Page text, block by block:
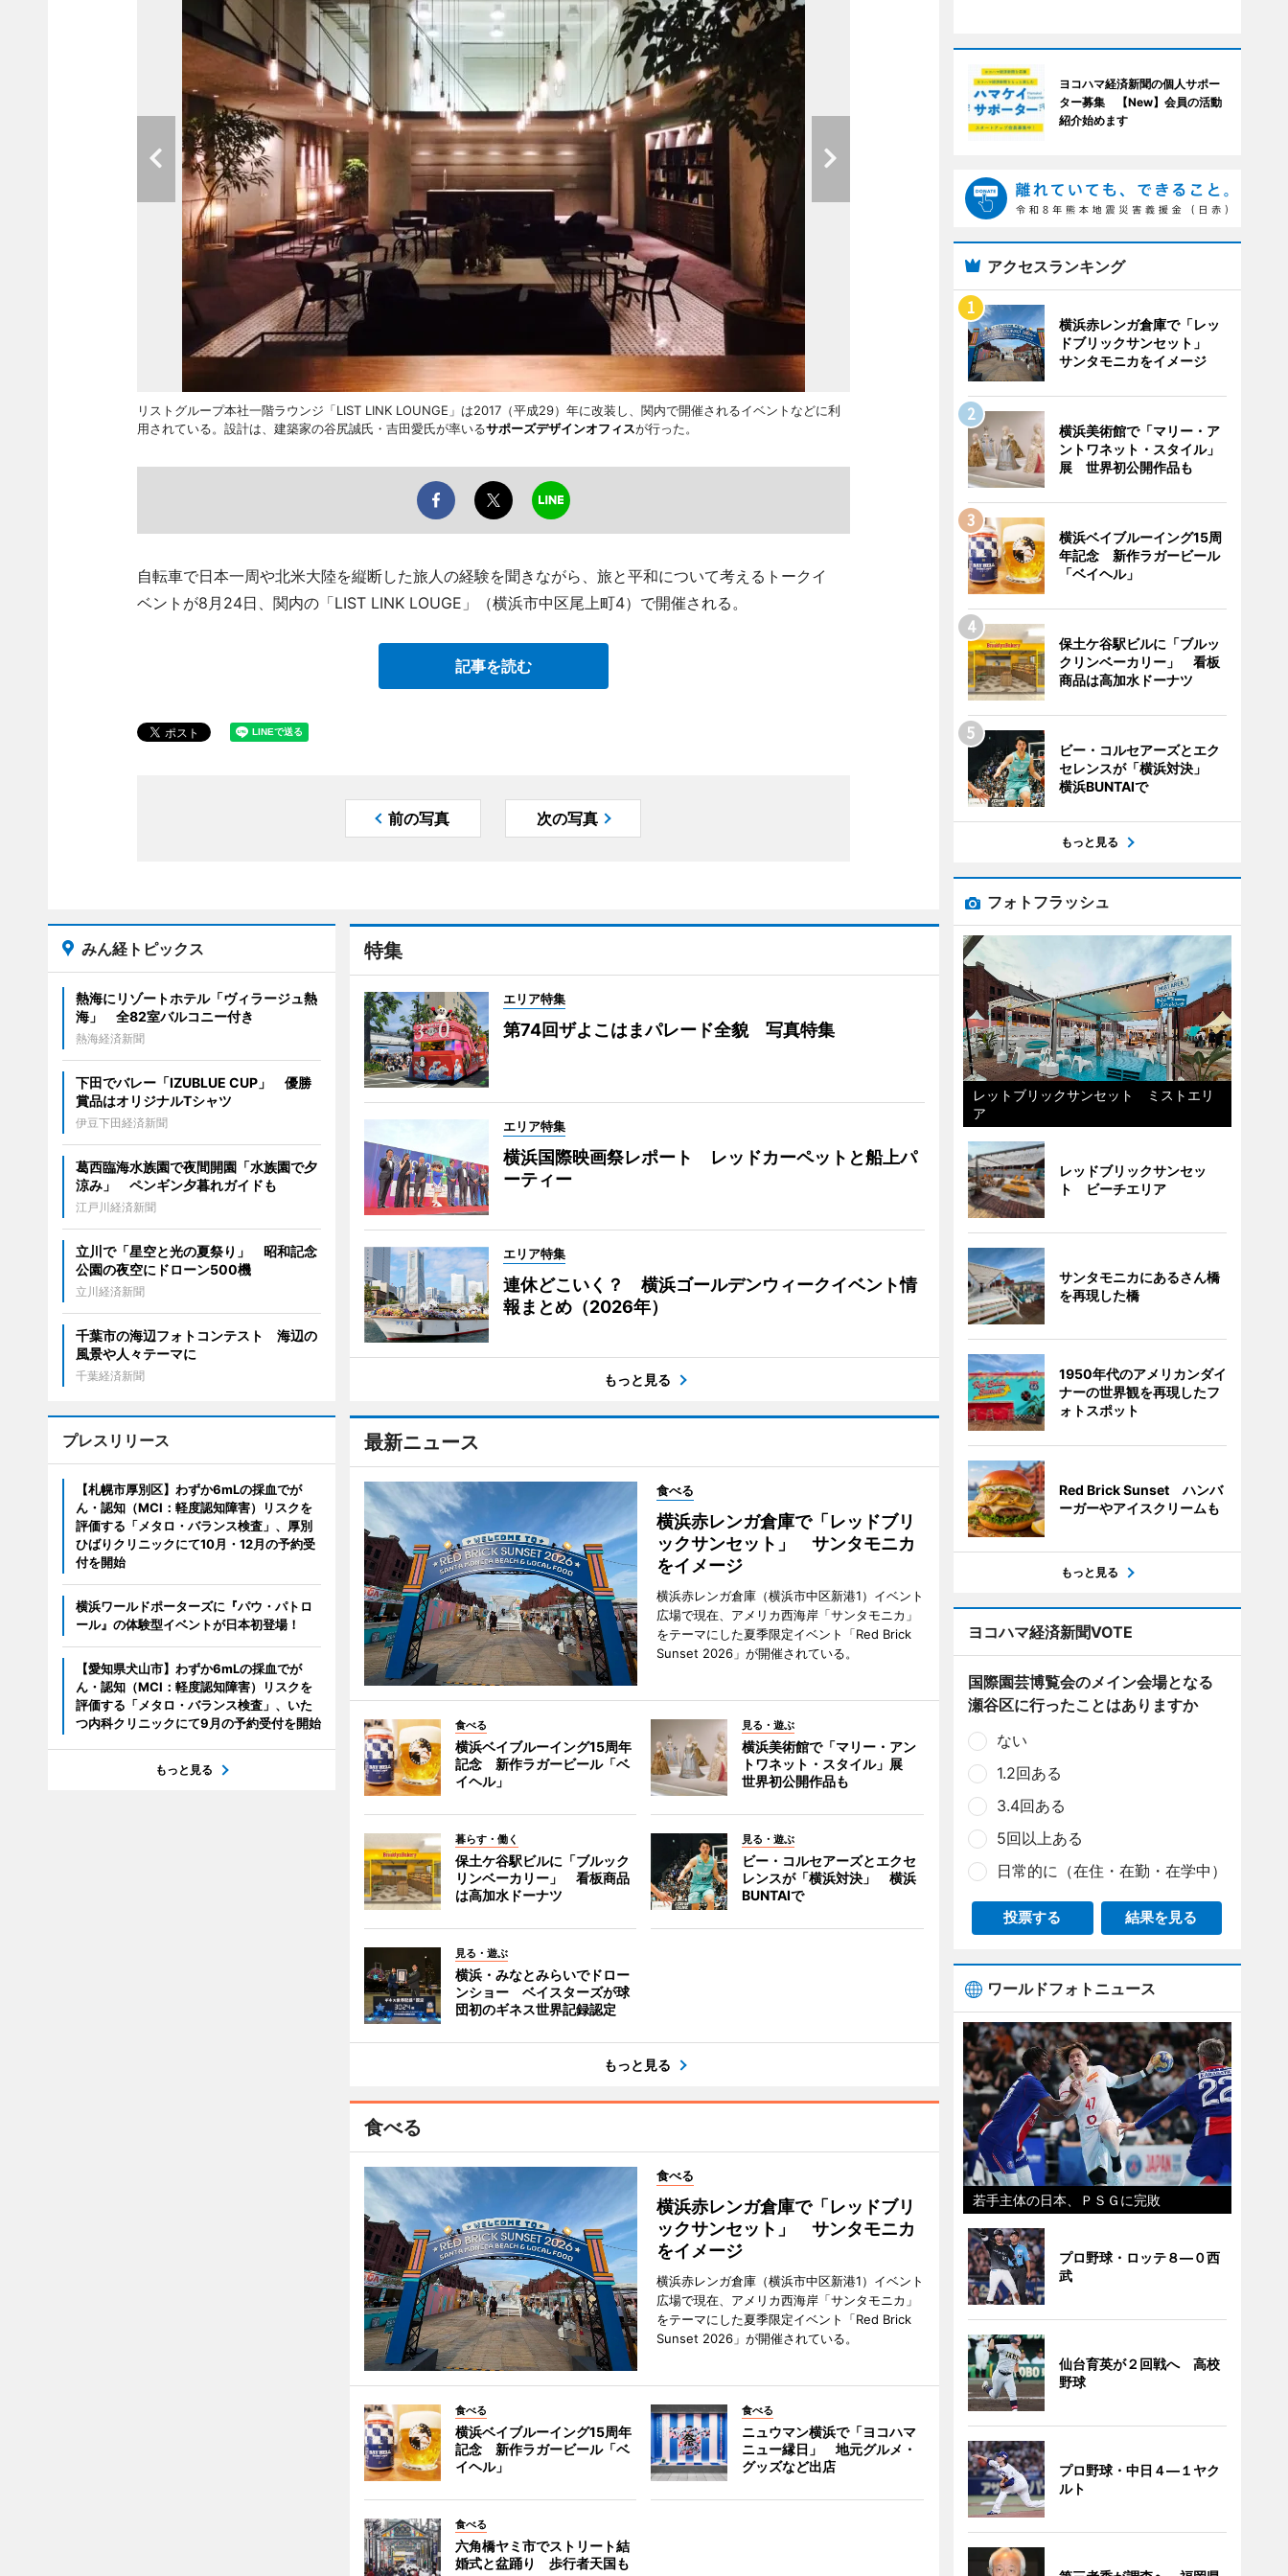
リストグループ本社一階ラウンジ「LIST LINK LOUNGE」は2017（平成29）年に改装し、関内で開催されるイベントなどに利
用されている。設計は、建築家の谷尻誠氏・吉田愛氏が率いるサポーズデザインオフィスが行った。
自転車で日本一周や北米大陸を縦断した旅人の経験を聞きながら、旅と平和について考えるトークイ
ベントが8月24日、関内の「LIST LINK LOUGE」（横浜市中区尾上町4）で開催される。
記事を読む
前の写真 次の写真
特集
エリア特集
第74回ザよこはまパレード全貌 写真特集
エリア特集
横浜国際映画祭レポート レッドカーペットと船上パ
ーティー
エリア特集
連休どこいく？ 横浜ゴールデンウィークイベント情
報まとめ（2026年）
もっと見る
最新ニュース
食べる
横浜赤レンガ倉庫で「レッドブリ
ックサンセット」 サンタモニカ
をイメージ
横浜赤レンガ倉庫（横浜市中区新港1）イベント
広場で現在、アメリカ西海岸「サンタモニカ」
をテーマにした夏季限定イベント「Red Brick
Sunset 2026」が開催されている。
食べる
横浜ベイブルーイング15周年
記念 新作ラガービール「ベ
イヘル」
見る・遊ぶ
横浜美術館で「マリー・アン
トワネット・スタイル」展
世界初公開作品も
暮らす・働く
保土ケ谷駅ビルに「ブルック
リンベーカリー」 看板商品
は高加水ドーナツ
見る・遊ぶ
ビー・コルセアーズとエクセ
レンスが「横浜対決」 横浜
BUNTAIで
見る・遊ぶ
横浜・みなとみらいでドロー
ンショー ベイスターズが球
団初のギネス世界記録認定
もっと見る
食べる
食べる
横浜赤レンガ倉庫で「レッドブリ
ックサンセット」 サンタモニカ
をイメージ
横浜赤レンガ倉庫（横浜市中区新港1）イベント
広場で現在、アメリカ西海岸「サンタモニカ」
をテーマにした夏季限定イベント「Red Brick
Sunset 2026」が開催されている。
食べる
横浜ベイブルーイング15周年
記念 新作ラガービール「ベ
イヘル」
食べる
ニュウマン横浜で「ヨコハマ
ニュー縁日」 地元グルメ・
グッズなど出店
食べる
六角橋ヤミ市でストリート結
婚式と盆踊り 歩行者天国も
みん経トピックス
熱海にリゾートホテル「ヴィラージュ熱
海」 全82室バルコニー付き
熱海経済新聞
下田でバレー「IZUBLUE CUP」 優勝
賞品はオリジナルTシャツ
伊豆下田経済新聞
葛西臨海水族園で夜間開園「水族園で夕
涼み」 ペンギン夕暮れガイドも
江戸川経済新聞
立川で「星空と光の夏祭り」 昭和記念
公園の夜空にドローン500機
立川経済新聞
千葉市の海辺フォトコンテスト 海辺の
風景や人々テーマに
千葉経済新聞
プレスリリース
【札幌市厚別区】わずか6mLの採血でが
ん・認知（MCI：軽度認知障害）リスクを
評価する「メタロ・バランス検査」、厚別
ひばりクリニックにて10月・12月の予約受
付を開始
横浜ワールドポーターズに『パウ・パトロ
ール』の体験型イベントが日本初登場！
【愛知県犬山市】わずか6mLの採血でが
ん・認知（MCI：軽度認知障害）リスクを
評価する「メタロ・バランス検査」、いた
つ内科クリニックにて9月の予約受付を開始
もっと見る
ヨコハマ経済新聞の個人サポー
ター募集 【New】会員の活動
紹介始めます
アクセスランキング
横浜赤レンガ倉庫で「レッ
ドブリックサンセット」
サンタモニカをイメージ
横浜美術館で「マリー・ア
ントワネット・スタイル」
展 世界初公開作品も
横浜ベイブルーイング15周
年記念 新作ラガービール
「ベイヘル」
保土ケ谷駅ビルに「ブルッ
クリンベーカリー」 看板
商品は高加水ドーナツ
ビー・コルセアーズとエク
セレンスが「横浜対決」
横浜BUNTAIで
もっと見る
フォトフラッシュ
レットブリックサンセット ミストエリ
ア
レッドブリックサンセッ
ト ビーチエリア
サンタモニカにあるさん橋
を再現した橋
1950年代のアメリカンダイ
ナーの世界観を再現したフ
ォトスポット
Red Brick Sunset ハンバ
ーガーやアイスクリームも
もっと見る
ヨコハマ経済新聞VOTE
国際園芸博覧会のメイン会場となる
瀬谷区に行ったことはありますか
ない
1.2回ある
3.4回ある
5回以上ある
日常的に（在住・在勤・在学中）
投票する 結果を見る
ワールドフォトニュース
若手主体の日本、ＰＳＧに完敗
プロ野球・ロッテ８―０西
武
仙台育英が２回戦へ 高校
野球
プロ野球・中日４―１ヤク
ルト